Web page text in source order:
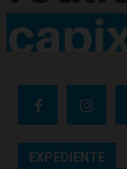
EXPEDIENTE